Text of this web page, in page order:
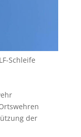
Schleife
der